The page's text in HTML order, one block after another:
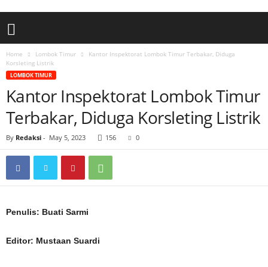
Home Lombok Timur
Kantor Inspektorat Lombok Timur Terbakar, Diduga
Korsleting Listrik
LOMBOK TIMUR
Kantor Inspektorat Lombok Timur
Terbakar, Diduga Korsleting Listrik
By Redaksi - May 5, 2023 156 0
Penulis: Buati Sarmi
Editor: Mustaan Suardi